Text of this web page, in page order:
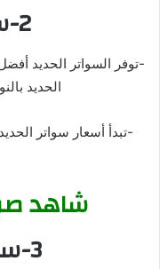
2-سواتر حديد:
-توفر السواتر الحديد
الحديد
شاهد
3-سواتر خشبية: